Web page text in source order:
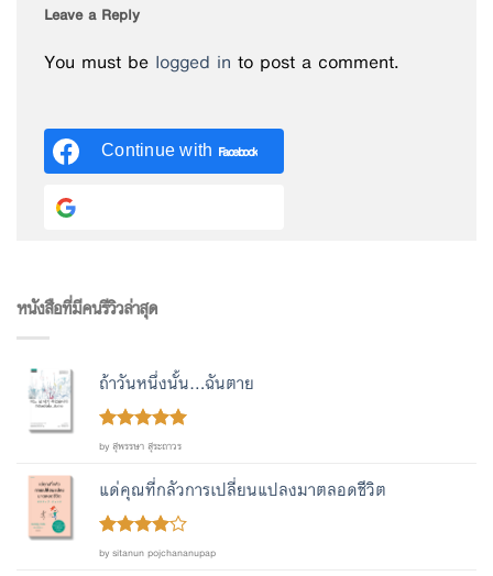
Leave a Reply
You must be logged in to post a comment.
Continue with Facebook
หนังสือที่มีคนรีวิวล่าสุด
ถ้าวันหนึ่งนั้น...ฉันตาย
Rated 5out
by สุพรรษา สุระถาวร
แด่คุณที่กลัวการเปลี่ยนแปลงมาตลอดชีวิต
Rated4
by sitanun pojchananupap